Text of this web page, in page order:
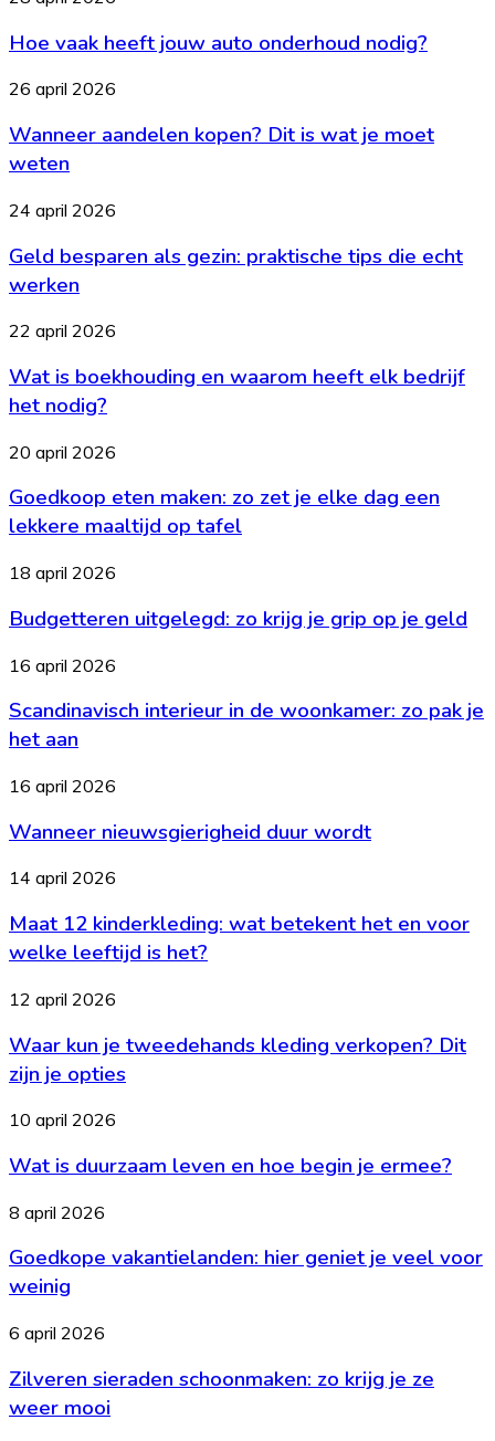
bewaar
de
heeft
auto
onderhoud
nodig?
Hoe vaak heeft jouw auto onderhoud nodig?
Wanneer
kopen?
is
je
weten
26 april 2026
Wanneer aandelen kopen? Dit is wat je moet
weten
Geld
als
gezin:
praktische
die
werken
24 april 2026
Geld besparen als gezin: praktische tips die echt
werken
Wat
boekhouding
en
waarom
elk
bedrijf
het
nodig?
22 april 2026
Wat is boekhouding en waarom heeft elk bedrijf
het nodig?
Goedkoop
maken:
zo
zet
elke
een
maaltijd
tafel
20 april 2026
Goedkoop eten maken: zo zet je elke dag een
lekkere maaltijd op tafel
Budgetteren
zo
je
op
je
geld
18 april 2026
Budgetteren uitgelegd: zo krijg je grip op je geld
Scandinavisch
in
de
woonkamer:
pak
het
16 april 2026
Scandinavisch interieur in de woonkamer: zo pak je
het aan
Wanneer
duur
16 april 2026
Wanneer nieuwsgierigheid duur wordt
Maat
kinderkleding:
betekent
en
welke
leeftijd
het?
14 april 2026
Maat 12 kinderkleding: wat betekent het en voor
welke leeftijd is het?
Waar
je
tweedehands
kleding
Dit
je
12 april 2026
Waar kun je tweedehands kleding verkopen? Dit
zijn je opties
Wat
duurzaam
en
hoe
begin
je
ermee?
10 april 2026
Wat is duurzaam leven en hoe begin je ermee?
Goedkope
hier
geniet
je
voor
8 april 2026
Goedkope vakantielanden: hier geniet je veel voor
weinig
Zilveren
schoonmaken:
krijg
6 april 2026
Zilveren sieraden schoonmaken: zo krijg je ze
weer mooi